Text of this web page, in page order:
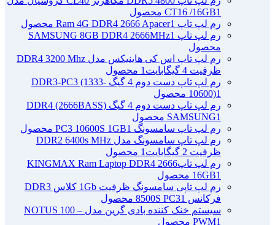
CT16 /16GB1 محصول
رم لپ تاپ Ram 4G DDR4 2666 Apacer 1 محصول
رم لپ تاپ SAMSUNG 8GB DDR4 2666MHz 1
محصول
رم لپ تاپ اس کی هاینیکس مدل DDR4 3200 Mhz
ظرفیت 4 گیگابایت
1 محصول
رم لپ تاپ دست دوم 4 گیگ DDR3-PC3 (1333-
10600)1 محصول
رم لپ تاپ دست دوم 4 گیگ DDR4 (2666BASS)
SAMSUNG1 محصول
رم لپ تاپ سامسونگ PC3 10600S 1GB 1 محصول
رم لپ تاپ سامسونگ مدل DDR2 6400s MHz
ظرفیت 2 گیگابایت
1 محصول
رم لپ تاپ2666 KINGMAX Ram Laptop DDR4
16GB1 محصول
رم لپ تاپی سامسونگ ظرفیت 1Gb کلاس DDR3
فرکانس 8500S PC3 1 محصول
سیستم خنک کننده بادی گرین مدل NOTUS 100 –
PWM1 محصول